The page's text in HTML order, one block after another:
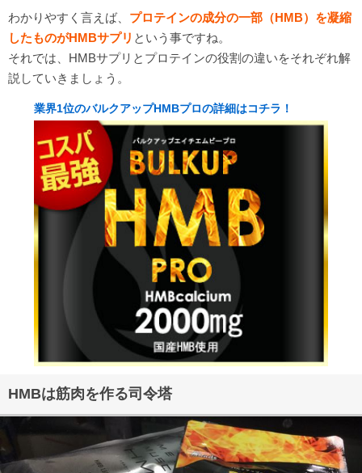
わかりやすく言えば、 プロテインの成分の一部（HMB）を凝縮
したものがHMBサプリ という事ですね。
それでは、HMBサプリとプロテインの役割の違いをそれぞれ解
説していきましょう。
業界1位のバルクアップHMBプロの詳細はコチラ！
HMBは筋肉を作る司令塔